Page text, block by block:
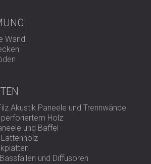
Wand
Akustik Paneele und Trennwände
Holz
und Baffel
und Diffusoren